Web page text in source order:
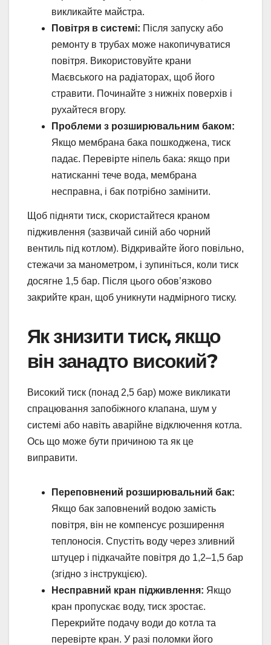
викликайте майстра.
Повітря в системі: Після запуску або
ремонту в трубах може накопичуватися
повітря. Використовуйте крани
Маєвського на радіаторах, щоб його
стравити. Починайте з нижніх поверхів і
рухайтеся вгору.
Проблеми з розширювальним баком:
Якщо мембрана бака пошкоджена, тиск
падає. Перевірте ніпель бака: якщо при
натисканні тече вода, мембрана
несправна, і бак потрібно замінити.
Щоб підняти тиск, скористайтеся краном
підживлення (зазвичай синій або чорний
вентиль під котлом). Відкривайте його повільно,
стежачи за манометром, і зупиніться, коли тиск
досягне 1,5 бар. Після цього обов’язково
закрийте кран, щоб уникнути надмірного тиску.
Як знизити тиск, якщо
він занадто високий?
Високий тиск (понад 2,5 бар) може викликати
спрацювання запобіжного клапана, шум у
системі або навіть аварійне відключення котла.
Ось що може бути причиною та як це
виправити.
Переповнений розширювальний бак:
Якщо бак заповнений водою замість
повітря, він не компенсує розширення
теплоносія. Спустіть воду через зливний
штуцер і підкачайте повітря до 1,2–1,5 бар
(згідно з інструкцією).
Несправний кран підживлення: Якщо
кран пропускає воду, тиск зростає.
Перекрийте подачу води до котла та
перевірте кран. У разі поломки його